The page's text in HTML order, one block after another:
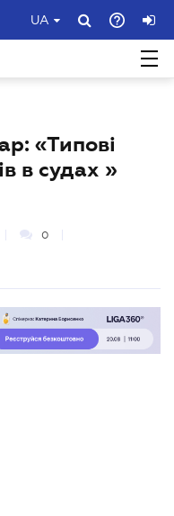
UA
«Типові
в судах »
0